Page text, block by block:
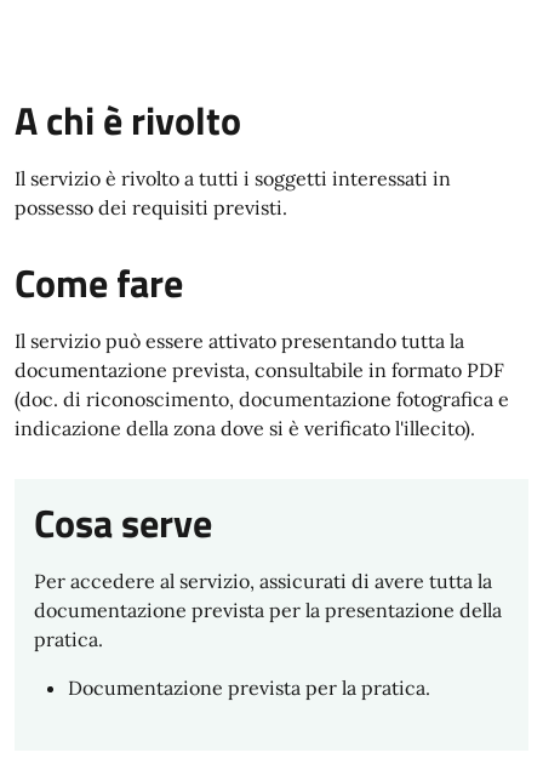
A chi è rivolto
Il servizio è rivolto a tutti i soggetti interessati in
possesso dei requisiti previsti.
Come fare
Il servizio può essere attivato presentando tutta la
documentazione prevista, consultabile in formato PDF
(doc. di riconoscimento, documentazione fotografica e
indicazione della zona dove si è verificato l'illecito).
Cosa serve
Per accedere al servizio, assicurati di avere tutta la
documentazione prevista per la presentazione della
pratica.
Documentazione prevista per la pratica.